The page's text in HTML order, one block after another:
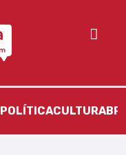
POLÍTICACULTURA